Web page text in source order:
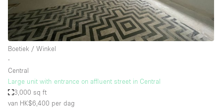
Boetiek / Winkel
∙
Central
Large unit with entrance on affluent street in Central
3,000 sq ft
van HK$6,400 per dag